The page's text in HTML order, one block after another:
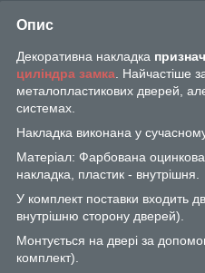
Опис
Декоративна накладка
циліндра замка . Найчастіше
металопластикових дверей,
системах.
Накладка виконана у
Матеріал: Фарбована
накладка, пластик - внутрішня.
У комплект поставки входить
внутрішню сторону дверей).
Монтується на двері за
комплект).